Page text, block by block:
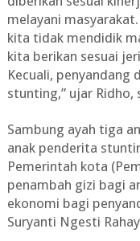
melayani
kita tidak mendidik
kita berikan sesuai
Kecuali, penyandang
stunting,” ujar Ridho,
Sambung ayah tiga
anak penderita
Pemerintah kota
penambah gizi bagi
ekonomi bagi
Suryanti Ngesti